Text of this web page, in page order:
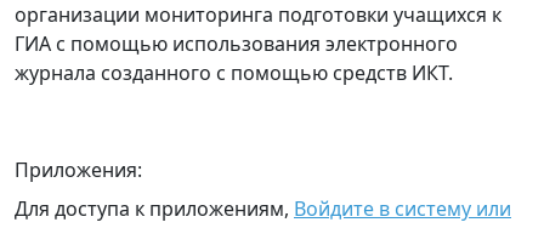
организации мониторинга подготовки учащихся к
ГИА с помощью использования электронного
журнала созданного с помощью средств ИКТ.
Приложения:
Для доступа к приложениям, Войдите в систему или